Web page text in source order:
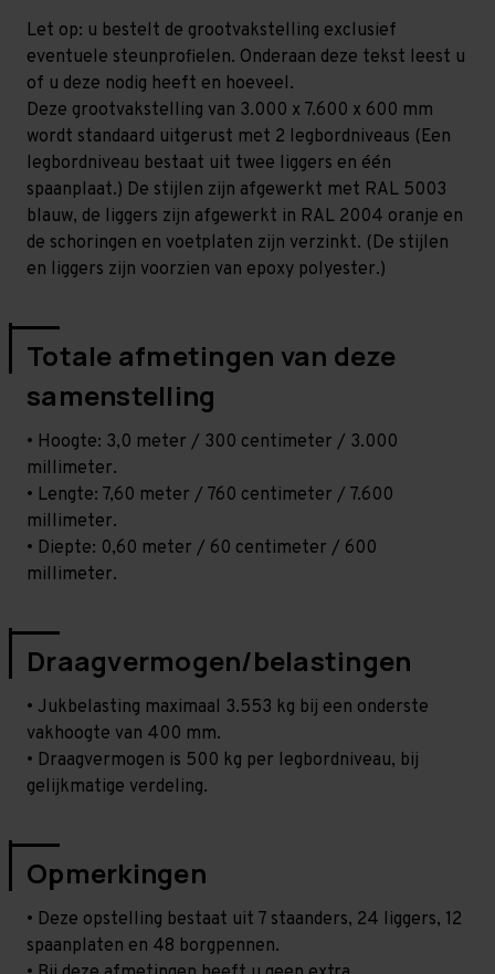
niveaus
GALVA
niveaus
GALVA
Let op: u bestelt de grootvakstelling exclusief
eventuele steunprofielen. Onderaan deze tekst leest u
of u deze nodig heeft en hoeveel.
Deze grootvakstelling van 3.000 x 7.600 x 600 mm
wordt standaard uitgerust met 2 legbordniveaus (Een
legbordniveau bestaat uit twee liggers en één
spaanplaat.) De stijlen zijn afgewerkt met RAL 5003
blauw, de liggers zijn afgewerkt in RAL 2004 oranje en
de schoringen en voetplaten zijn verzinkt. (De stijlen
en liggers zijn voorzien van epoxy polyester.)
Totale afmetingen van deze
samenstelling
• Hoogte: 3,0 meter / 300 centimeter / 3.000
millimeter.
• Lengte: 7,60 meter / 760 centimeter / 7.600
millimeter.
• Diepte: 0,60 meter / 60 centimeter / 600
millimeter.
Draagvermogen/belastingen
• Jukbelasting maximaal 3.553 kg bij een onderste
vakhoogte van 400 mm.
• Draagvermogen is 500 kg per legbordniveau, bij
gelijkmatige verdeling.
Opmerkingen
• Deze opstelling bestaat uit 7 staanders, 24 liggers, 12
spaanplaten en 48 borgpennen.